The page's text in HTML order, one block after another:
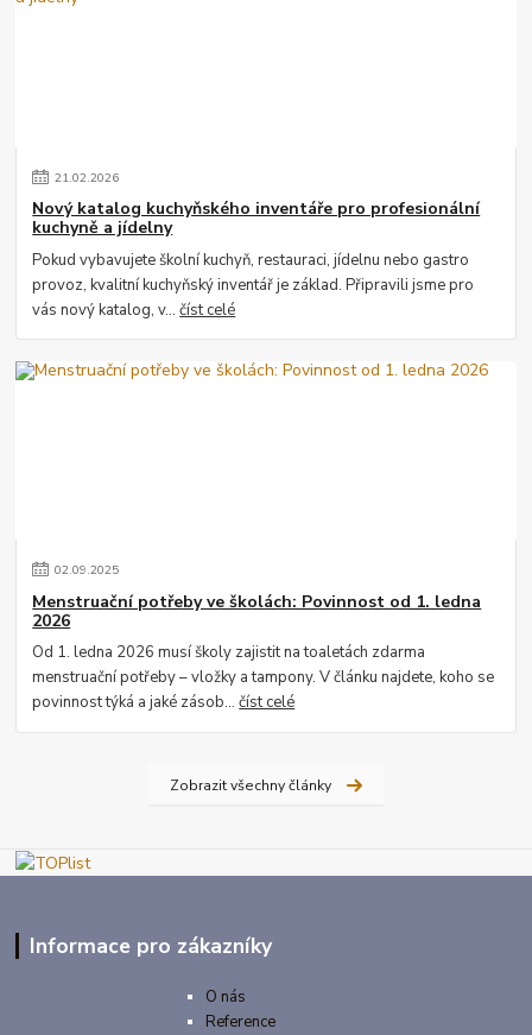
21.02.2026
Nový katalog kuchyňského inventáře pro profesionální
kuchyně a jídelny
Pokud vybavujete školní kuchyň, restauraci, jídelnu nebo gastro
provoz, kvalitní kuchyňský inventář je základ. Připravili jsme pro
vás nový katalog, v...číst celé
02.09.2025
Menstruační potřeby ve školách: Povinnost od 1. ledna
2026
Od 1. ledna 2026 musí školy zajistit na toaletách zdarma
menstruační potřeby – vložky a tampony. V článku najdete, koho se
povinnost týká a jaké zásob...číst celé
Zobrazit všechny články
Informace pro zákazníky
O nás
Reference